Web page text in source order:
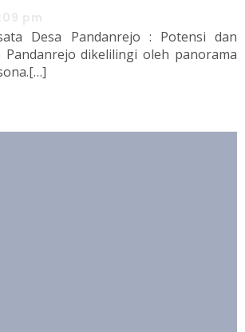
Desa Pandanrejo : Potensi dan
Pandanrejo dikelilingi oleh panorama